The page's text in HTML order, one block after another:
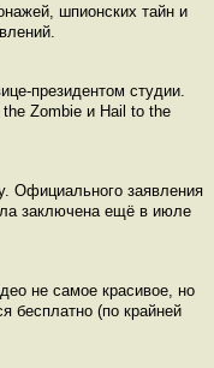
шпионских тайн и
президентом студии.
Zombie и Hail to the
Официального заявления
заключена ещё в июле
не самое красивое, но
бесплатно (по крайней